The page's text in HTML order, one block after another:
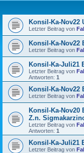
Konsil-Ka-Nov22
Letzter Beitrag von
Konsil-Ka-Nov22
Letzter Beitrag von
Konsil-Ka-Juli21
Letzter Beitrag von
Antworten: 1
Konsil-Ka-Nov22
Letzter Beitrag von
Konsil-Ka-Nov20
Z.n.
Letzter Beitrag von
Antworten: 1
Konsil-Ka-Juli21
Letzter Beitrag von